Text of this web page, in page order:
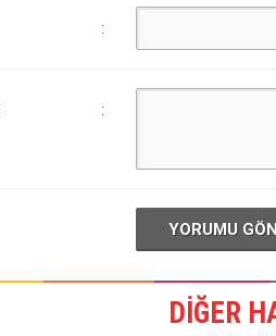
:
:
YORUMU
DİĞER